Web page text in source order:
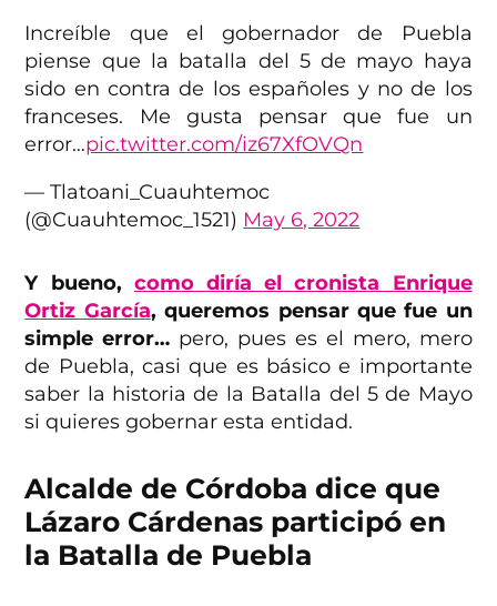
Increíble que el gobernador de Puebla
piense que la batalla del 5 de mayo haya
sido en contra de los españoles y no de los
franceses. Me gusta pensar que fue un
error…pic.twitter.com/iz67XfOVQn
— Tlatoani_Cuauhtemoc
(@Cuauhtemoc_1521) May 6, 2022
Y bueno, como diría el cronista Enrique
Ortiz García, queremos pensar que fue un
simple error… pero, pues es el mero, mero
de Puebla, casi que es básico e importante
saber la historia de la Batalla del 5 de Mayo
si quieres gobernar esta entidad.
Alcalde de Córdoba dice que
Lázaro Cárdenas participó en
la Batalla de Puebla